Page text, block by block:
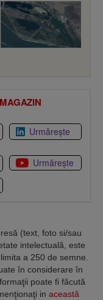
Urmărește
Urmărește
(text, foto si/sau
intelectuală, este
a 250 de semne.
în considerare în
poate fi făcută
in această